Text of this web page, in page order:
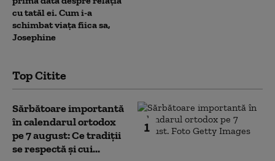
cu tatăl ei. Cum i-a
schimbat viața fiica sa,
Josephine
Top Citite
1
Sărbătoare importantă
în calendarul ortodox
pe 7 august: Ce tradiții
se respectă și cui...